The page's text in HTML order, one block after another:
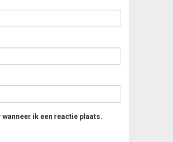
ik een reactie plaats.